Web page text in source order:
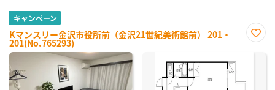
キャンペーン
Kマンスリー金沢市役所前（金沢21世紀美術館前） 201・
201(No.765293)
に入